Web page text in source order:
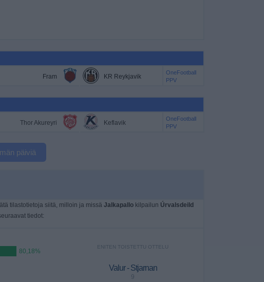
Fram KR Reykjavik
OneFootball
PPV
Thor Akureyri Keflavik
OneFootball
PPV
päiviä
tilastotietoja siitä, milloin ja missä Jalkapallokilpailun Úrvalsdeild
tiedot:
80,18%
ENITEN TOISTETTU OTTELU
Valur - Stjarnan
9